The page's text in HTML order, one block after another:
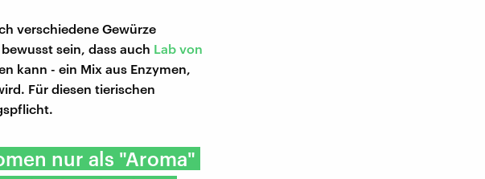
verschiedene Gewürze
sein, dass auch Lab von
kann - ein Mix aus Enzymen,
Für diesen tierischen
nur als "Aroma"